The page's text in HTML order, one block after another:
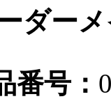
ダー
番号：